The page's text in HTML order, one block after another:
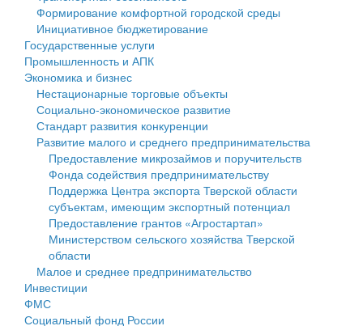
Государственные услуги
Промышленность и АПК
Экономика и бизнес
Символика
Устав
Гостям округа
Туризм
Культура
Образование
Здравоохранение
Социальная защита
Фотоальбом
муниципального округа Тверской области
Администрация Кашинского муниципального округа
Тверской области
Управление сельскими территориями
Открытые данные
Работа с обращениями граждан
Муниципальный контроль
Муниципальные услуги
Проекты административных регламентов
Антимонопольный комплаенс
Финансовое управление
Бюджет для граждан
Имущество
Выявление правообладателей ранее учтенных
объектов недвижимости
Имущественная поддержка субъектов малого и
среднего предпринимательства
Информационная поддержка субъектов малого и
среднего предпринимательства
Муниципальные программы
Формирование комфортной городской среды
Инициативное бюджетирование
Государственные услуги
Промышленность и АПК
Экономика и бизнес
Нестационарные торговые объекты
Социально-экономическое развитие
Стандарт развития конкуренции
Развитие малого и среднего предпринимательства
Предоставление микрозаймов и поручительств
Фонда содействия предпринимательству
Поддержка Центра экспорта Тверской области
субъектам, имеющим экспортный потенциал
Предоставление грантов «Агростартап»
Министерством сельского хозяйства Тверской
области
Малое и среднее предпринимательство
Инвестиции
ФМС
Социальный фонд России